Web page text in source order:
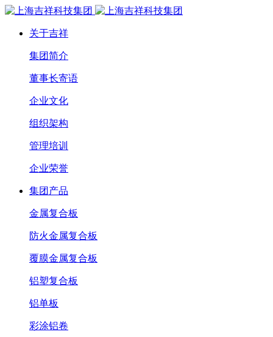
关于吉祥
集团简介
董事长寄语
企业文化
组织架构
管理培训
企业荣誉
集团产品
金属复合板
防火金属复合板
覆膜金属复合板
铝塑复合板
铝单板
彩涂铝卷